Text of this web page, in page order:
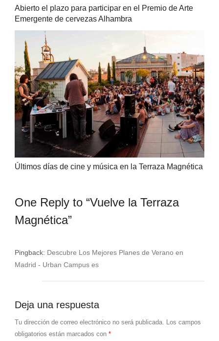
Abierto el plazo para participar en el Premio de Arte
Emergente de cervezas Alhambra
Últimos días de cine y música en la Terraza Magnética
One Reply to “Vuelve la Terraza
Magnética”
Pingback: Descubre Los Mejores Planes de Verano en
Madrid - Urban Campus es
Deja una respuesta
Tu dirección de correo electrónico no será publicada.
Los campos
obligatorios están marcados con *